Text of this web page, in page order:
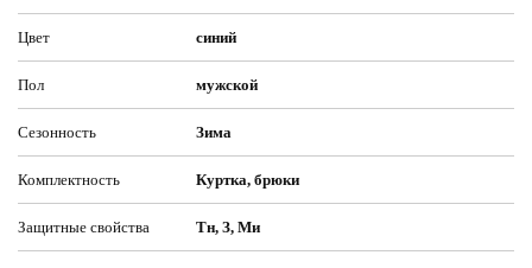
Цвет синий
Пол мужской
Сезонность Зима
Комплектность Куртка, брюки
Защитные свойства Тн, З, Ми